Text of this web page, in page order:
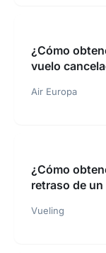
¿Cómo
vuelo
Air Europa
¿Cómo
retraso de
Vueling